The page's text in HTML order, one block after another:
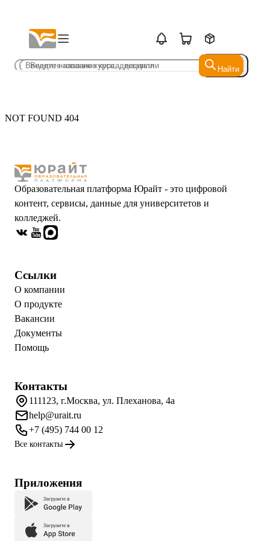
Найти
Найти
NOT FOUND 404
Образовательная платформа Юрайт - это цифровой
контент, сервисы, данные для университетов и
колледжей.
Ссылки
О компании
О продукте
Вакансии
Документы
Помощь
Контакты
111123, г.Москва, ул. Плеханова, 4а
help@urait.ru
+7 (495) 744 00 12
Все контакты
Приложения